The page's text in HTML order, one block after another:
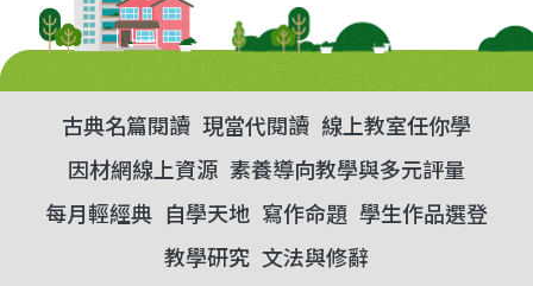
古典名篇閱讀 現當代閱讀 線上教室任你學
因材網線上資源 素養導向教學與多元評量
每月輕經典 自學天地 寫作命題 學生作品選登
教學研究 文法與修辭